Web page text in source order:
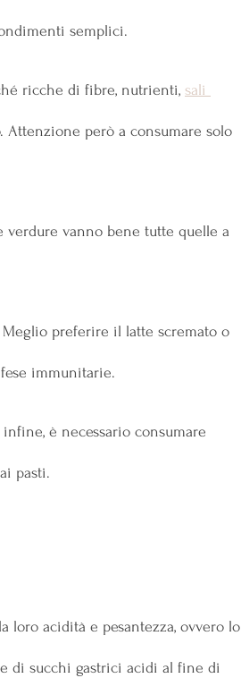
semplici.
ricche di fibre, nutrienti, sali
Attenzione però a consumare solo
verdure vanno bene tutte quelle a
preferire il latte scremato o
immunitarie.
è necessario consumare
pasti.
acidità e pesantezza, ovvero lo
di succhi gastrici acidi al fine di